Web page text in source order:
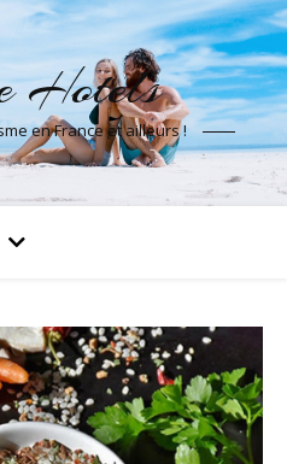
Hotels
en France et ailleurs !